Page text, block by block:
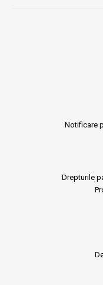
Notificare
Drepturile